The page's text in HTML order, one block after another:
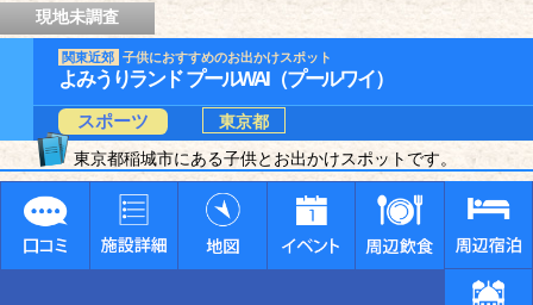
現地未調査
関東近郊 子供におすすめのお出かけスポット
よみうりランド プールWAI（プールワイ）
スポーツ
東京都
東京都稲城市にある子供とお出かけスポットです。